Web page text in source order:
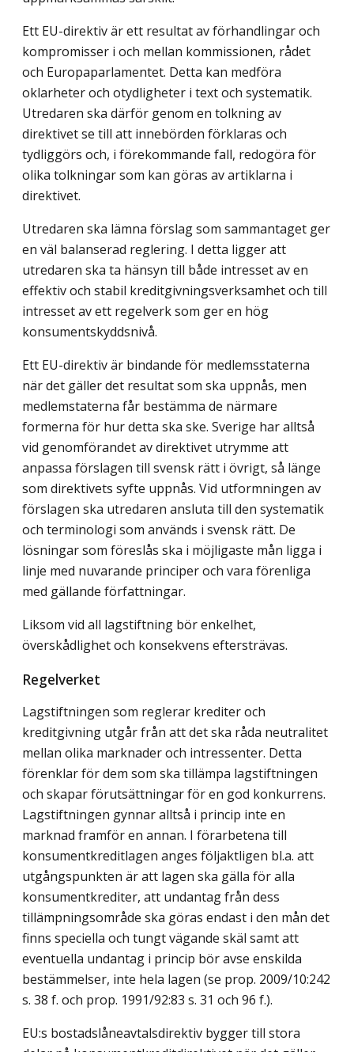
Ett EU-direktiv är ett resultat av förhandlingar och
kompromisser i och mellan kommissionen, rådet
och Europaparlamentet. Detta kan medföra
oklarheter och otydligheter i text och systematik.
Utredaren ska därför genom en tolkning av
direktivet se till att innebörden förklaras och
tydliggörs och, i förekommande fall, redogöra för
olika tolkningar som kan göras av artiklarna i
direktivet.
Utredaren ska lämna förslag som sammantaget ger
en väl balanserad reglering. I detta ligger att
utredaren ska ta hänsyn till både intresset av en
effektiv och stabil kreditgivningsverksamhet och till
intresset av ett regelverk som ger en hög
konsumentskyddsnivå.
Ett EU-direktiv är bindande för medlemsstaterna
när det gäller det resultat som ska uppnås, men
medlemstaterna får bestämma de närmare
formerna för hur detta ska ske. Sverige har alltså
vid genomförandet av direktivet utrymme att
anpassa förslagen till svensk rätt i övrigt, så länge
som direktivets syfte uppnås. Vid utformningen av
förslagen ska utredaren ansluta till den systematik
och terminologi som används i svensk rätt. De
lösningar som föreslås ska i möjligaste mån ligga i
linje med nuvarande principer och vara förenliga
med gällande författningar.
Liksom vid all lagstiftning bör enkelhet,
överskådlighet och konsekvens eftersträvas.
Regelverket
Lagstiftningen som reglerar krediter och
kreditgivning utgår från att det ska råda neutralitet
mellan olika marknader och intressenter. Detta
förenklar för dem som ska tillämpa lagstiftningen
och skapar förutsättningar för en god konkurrens.
Lagstiftningen gynnar alltså i princip inte en
marknad framför en annan. I förarbetena till
konsumentkreditlagen anges följaktligen bl.a. att
utgångspunkten är att lagen ska gälla för alla
konsumentkrediter, att undantag från dess
tillämpningsområde ska göras endast i den mån det
finns speciella och tungt vägande skäl samt att
eventuella undantag i princip bör avse enskilda
bestämmelser, inte hela lagen (se prop. 2009/10:242
s. 38 f. och prop. 1991/92:83 s. 31 och 96 f.).
EU:s bostadslåneavtalsdirektiv bygger till stora